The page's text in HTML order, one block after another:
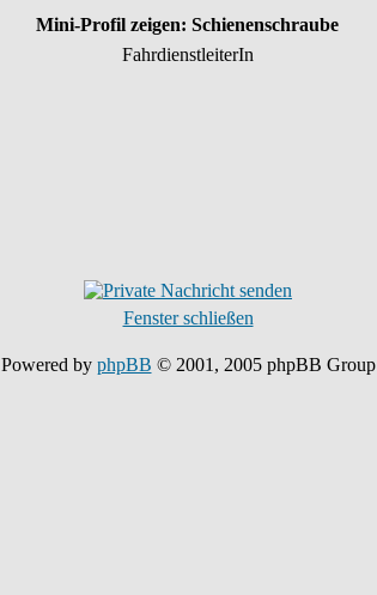
Mini-Profil zeigen: Schienenschraube
FahrdienstleiterIn
Fenster schließen
Powered by phpBB © 2001, 2005 phpBB Group